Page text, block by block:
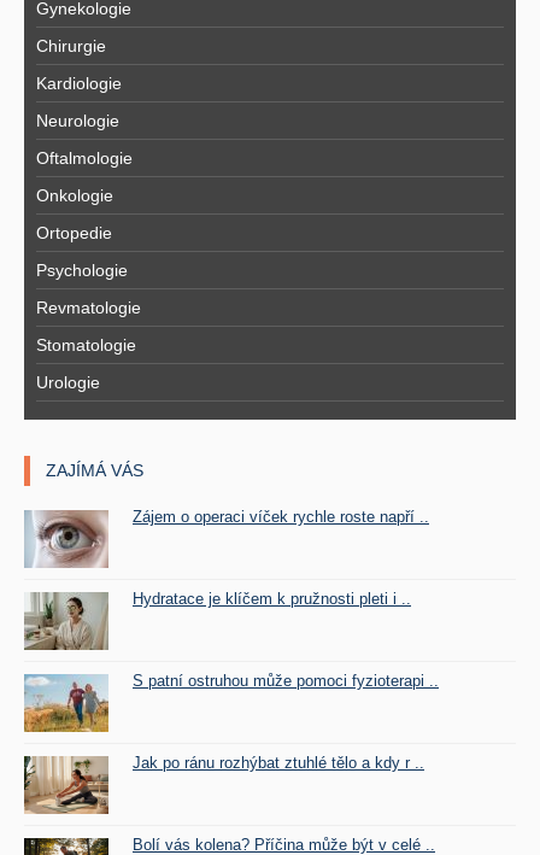
Gynekologie
Chirurgie
Kardiologie
Neurologie
Oftalmologie
Onkologie
Ortopedie
Psychologie
Revmatologie
Stomatologie
Urologie
ZAJÍMÁ VÁS
Zájem o operaci víček rychle roste napří ..
Hydratace je klíčem k pružnosti pleti i ..
S patní ostruhou může pomoci fyzioterapi ..
Jak po ránu rozhýbat ztuhlé tělo a kdy r ..
Bolí vás kolena? Příčina může být v celé ..